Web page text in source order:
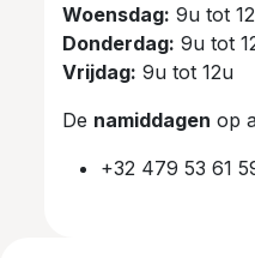
Woensdag: 9u tot
Donderdag: 9u tot
Vrijdag: 9u tot 12u
De namiddagen op
+32 479 53 61